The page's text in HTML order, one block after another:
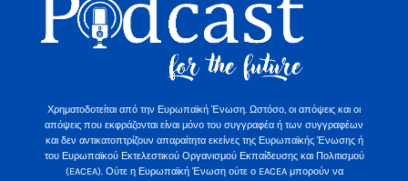
Χρηματοδοτείται από την Ευρωπαϊκή Ένωση. Ωστόσο, οι απόψεις και οι
απόψεις που εκφράζονται είναι μόνο του συγγραφέα ή των συγγραφέων
και δεν αντικατοπτρίζουν απαραίτητα εκείνες της Ευρωπαϊκής Ένωσης ή
του Ευρωπαϊκού Εκτελεστικού Οργανισμού Εκπαίδευσης και Πολιτισμού
(EACEA). Ούτε η Ευρωπαϊκή Ένωση ούτε ο EACEA μπορούν να